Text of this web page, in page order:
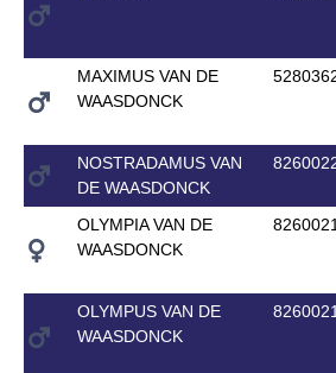
MAXIMUS VAN DE
WAASDONCK
NOSTRADAMUS VAN
DE WAASDONCK
OLYMPIA VAN DE
WAASDONCK
OLYMPUS VAN DE
WAASDONCK